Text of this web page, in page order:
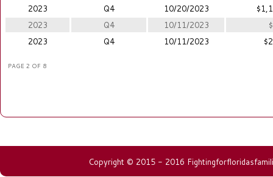
2023
Q4 10/20/2023
2023
Q4 10/11/2023
2023
Q4 10/11/2023
PAGE 2 OF 8
Copyright © 2015 - 2016